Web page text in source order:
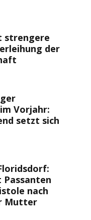
strengere
der
Vorjahr:
setzt sich
nach
Mutter